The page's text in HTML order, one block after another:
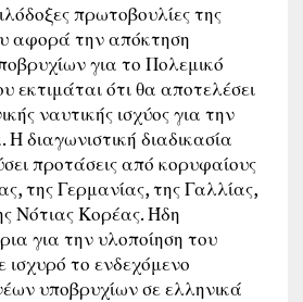
πρωτοβουλίες της
αφορά την απόκτηση
για το Πολεμικό
εκτιμάται ότι θα αποτελέσει
ναυτικής ισχύος για την
διαγωνιστική διαδικασία
προτάσεις από κορυφαίους
της Γερμανίας, της Γαλλίας,
Νότιας Κορέας. Ήδη
για την υλοποίηση του
το ενδεχόμενο
υποβρυχίων σε ελληνικά